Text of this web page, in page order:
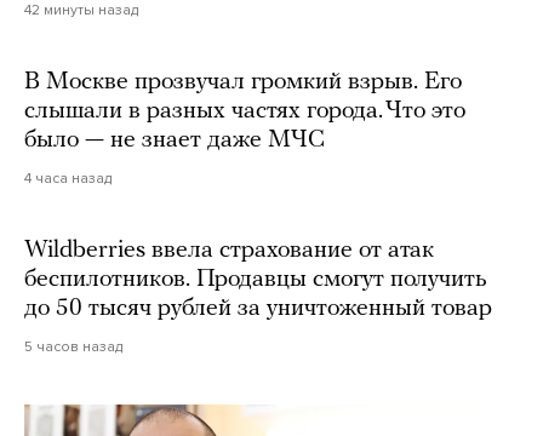
42 минуты назад
В Москве прозвучал громкий взрыв. Его
слышали в разных частях города. Что это
было — не знает даже МЧС
4 часа назад
Wildberries ввела страхование от атак
беспилотников. Продавцы смогут получить
до 50 тысяч рублей за уничтоженный товар
5 часов назад